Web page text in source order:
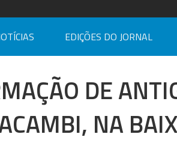
EDIÇÕES DO JORNAL
DE
NA